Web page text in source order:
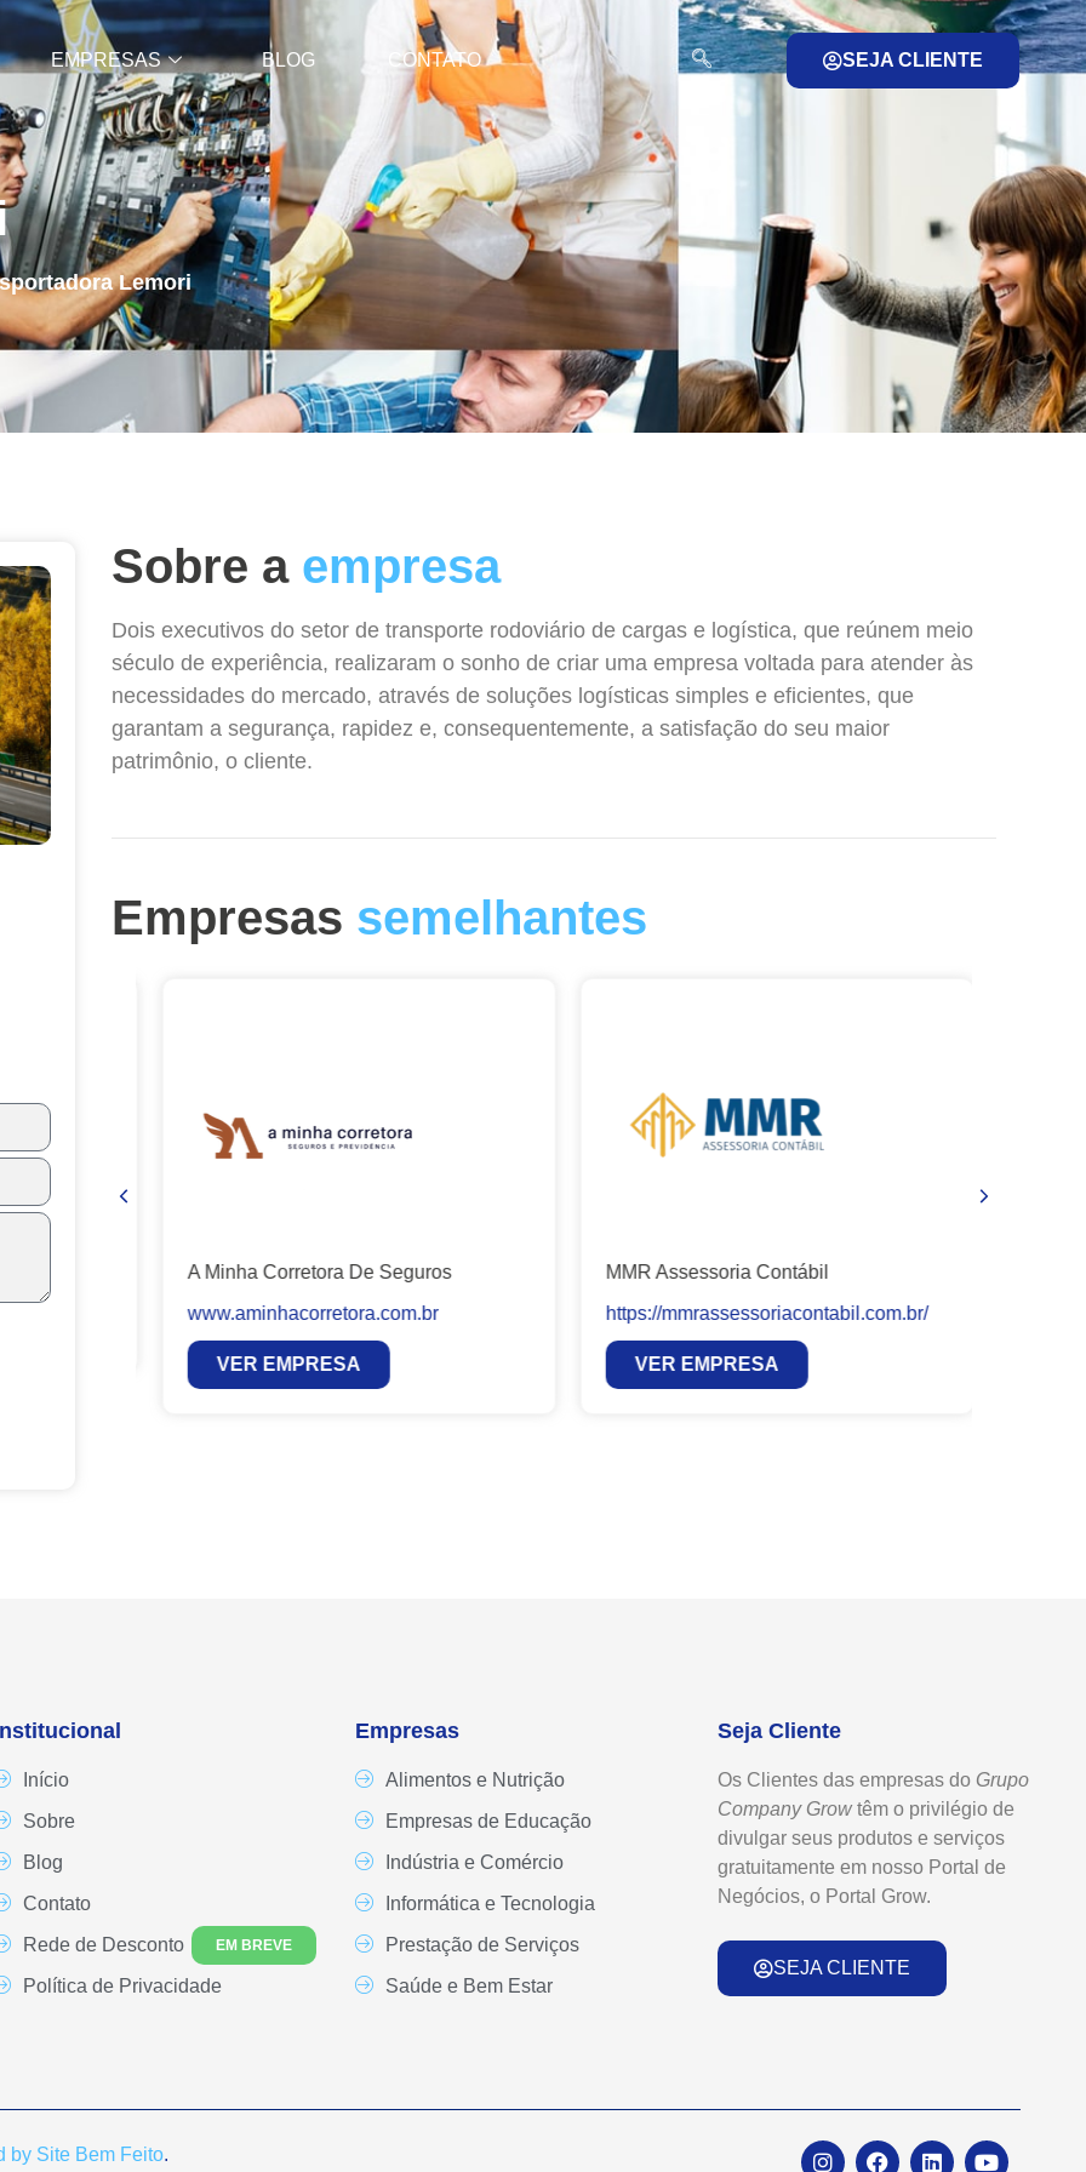
EMPRESAS BLOG CONTATO SEJA CLIENTE
Lemori
Sobre a empresa
Dois executivos do setor de transporte rodoviário de cargas e logística, que reúnem meio
século de experiência, realizaram o sonho de criar uma empresa voltada para atender às
necessidades do mercado, através de soluções logísticas simples e eficientes, que
garantam a segurança, rapidez e, consequentemente, a satisfação do seu maior
patrimônio, o cliente.
Empresas semelhantes
A Minha Corretora De Seguros
www.aminhacorretora.com.br
VER EMPRESA
MMR Assessoria Contábil
https://mmrassessoriacontabil.com.br/
VER EMPRESA
EM BREVE
Início
Sobre
Blog
Contato
Rede de Desconto
Política de Privacidade
Empresas
Alimentos e Nutrição
Empresas de Educação
Indústria e Comércio
Informática e Tecnologia
Prestação de Serviços
Saúde e Bem Estar
Seja Cliente
Os Clientes das empresas do Grupo
Company Growtêm o privilégio de
divulgar seus produtos e serviços
gratuitamente em nosso Portal de
Negócios, o Portal Grow.
SEJA CLIENTE
by Site Bem Feito.